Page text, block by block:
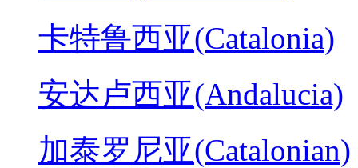
卡特鲁西亚(Catalonia)
安达卢西亚(Andalucia)
加泰罗尼亚(Catalonian)